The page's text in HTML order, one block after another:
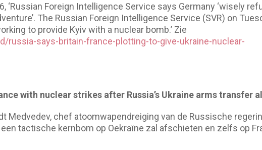
‘Russian Foreign Intelligence Service says Germany ‘wisely
The Russian Foreign Intelligence Service (SVR) on
to provide Kyiv with a nuclear bomb.’ Zie
russia-says-britain-france-plotting-to-give-ukraine-nuclear-
with nuclear strikes after Russia’s Ukraine arms transfer
Medvedev, chef atoomwapendreiging van de Russische
tactische kernbom op Oekraïne zal afschieten en zelfs op